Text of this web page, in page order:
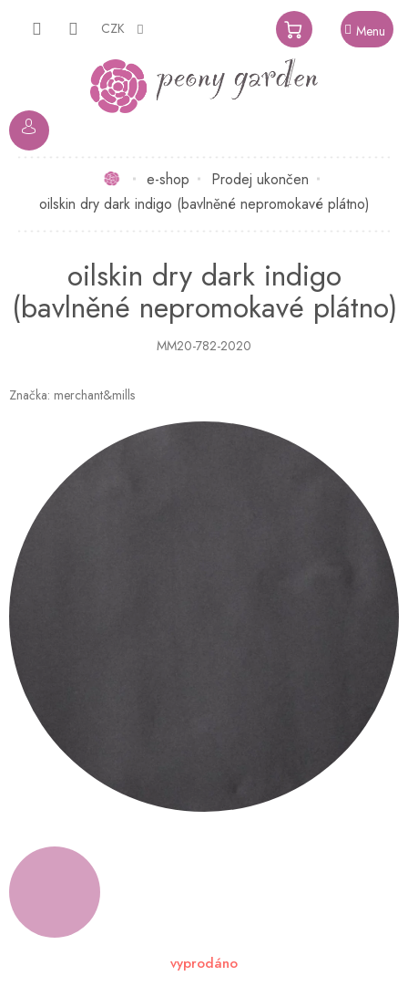
CZK
NÁKUPNÍ
KOŠÍK
Domůe-shop
Prodej ukončen
oilskin dry dark indigo (bavlněné nepromokavé plátno)
oilskin dry dark indigo
(bavlněné nepromokavé plátno)
MM20-782-2020
Značka: merchant&mills
vyprodáno